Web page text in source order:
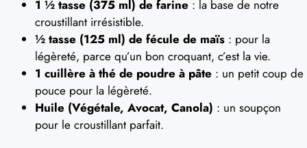
1 ½ tasse (375 ml) de farine : la base de notre
croustillant irrésistible.
½ tasse (125 ml) de fécule de maïs : pour la
légèreté, parce qu’un bon croquant, c’est la vie.
1 cuillère à thé de poudre à pâte : un petit coup de
pouce pour la légèreté.
Huile (Végétale, Avocat, Canola) : un soupçon
pour le croustillant parfait.